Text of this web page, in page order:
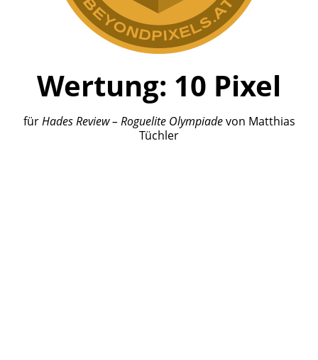
Wertung: 10 Pixel
fürHadesReview – Roguelite Olympiade von Matthias
Tüchler